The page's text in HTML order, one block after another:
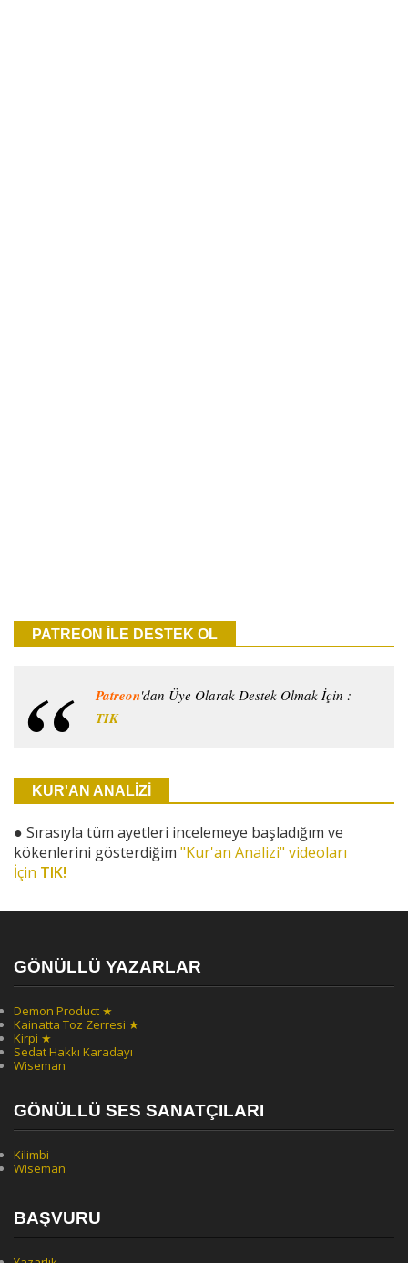
PATREON İLE DESTEK OL
Patreon'dan Üye Olarak Destek Olmak İçin :
TIK
KUR'AN ANALİZİ
● Sırasıyla tüm ayetleri incelemeye başladığım ve
kökenlerini gösterdiğim "Kur'an Analizi" videoları
İçin TIK!
GÖNÜLLÜ YAZARLAR
Demon Product ★
Kainatta Toz Zerresi ★
Kirpi ★
Sedat Hakkı Karadayı
Wiseman
GÖNÜLLÜ SES SANATÇILARI
Kilimbi
Wiseman
BAŞVURU